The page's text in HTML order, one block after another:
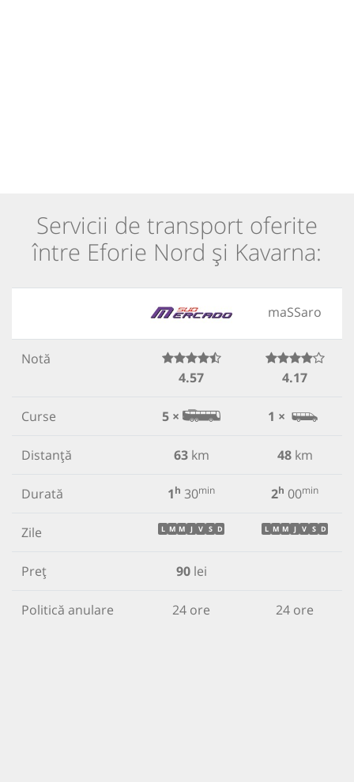
Servicii de transport oferite
între Eforie Nord și Kavarna:
maSSaro
Notă
4.57
4.17
Curse 5 × 1 ×
Distanță 63km 48km
Durată 1h 30min 2h 00min
Zile L M M J V S D L M M J V S D
Preț 90lei
Politică anulare 24 ore 24 ore